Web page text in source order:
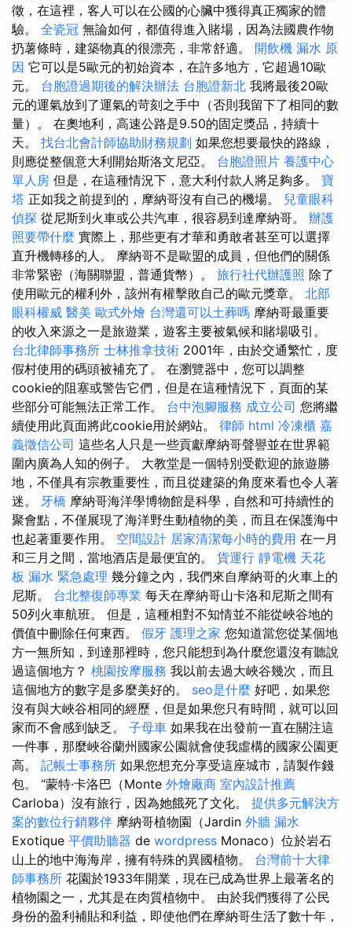
徵，在這裡，客人可以在公國的心臟中獲得真正獨家的體
驗。 全瓷冠 無論如何，都值得進入賭場，因為法國農作物
扔薯條時，建築物真的很漂亮，非常舒適。 開飲機 漏水 原
因 它可以是5歐元的初始資本，在許多地方，它超過10歐
元。 台胞證過期後的解決辦法 台胞證新北 我將最後20歐
元的運氣放到了運氣的苛刻之手中（否則我留下了相同的數
量）。 在奧地利，高速公路是9.50的固定獎品，持續十
天。 找台北會計師協助財務規劃 如果您想要最快的路線，
則應從整個意大利開始斯洛文尼亞。 台胞證照片 養護中心
單人房 但是，在這種情況下，意大利付款人將足夠多。 寶
塔 正如我之前提到的，摩納哥沒有自己的機場。 兒童眼科
偵探 從尼斯到火車或公共汽車，很容易到達摩納哥。 辦護
照要帶什麼 實際上，那些更有才華和勇敢者甚至可以選擇
直升機轉移的人。 摩納哥不是歐盟的成員，但他們的關係
非常緊密（海關聯盟，普通貨幣）。 旅行社代辦護照 除了
使用歐元的權利外，該州有權擊敗自己的歐元獎章。 北部
眼科權威 醫美 歐式外燴 台灣還可以土葬嗎 摩納哥最重要
的收入來源之一是旅遊業，遊客主要被氣候和賭場吸引。
台北律師事務所 士林推拿技術 2001年，由於交通繁忙，度
假村使用的碼頭被補充了。 在瀏覽器中，您可以調整
cookie的阻塞或警告它們，但是在這種情況下，頁面的某
些部分可能無法正常工作。 台中泡腳服務 成立公司 您將繼
續使用此頁面將此cookie用於網站。 律師 html 冷凍櫃 嘉
義徵信公司 這些名人只是一些貢獻摩納哥聲譽並在世界範
圍內廣為人知的例子。 大教堂是一個特別受歡迎的旅遊勝
地，不僅具有宗教重要性，而且從建築的角度來看也令人著
迷。 牙橋 摩納哥海洋學博物館是科學，自然和可持續性的
聚會點，不僅展現了海洋野生動植物的美，而且在保護海中
也起著重要作用。 空間設計 居家清潔每小時的費用 在一月
和三月之間，當地酒店是最便宜的。 貨運行 靜電機 天花
板 漏水 緊急處理 幾分鐘之內，我們來自摩納哥的火車上的
尼斯。 台北整復師專業 每天在摩納哥山卡洛和尼斯之間有
50列火車航班。 但是，這種相對不知情並不能從峽谷地的
價值中刪除任何東西。 假牙 護理之家 您知道當您從某個地
方一無所知，到達那裡時，您只能想到為什麼您還沒有聽說
過這個地方？ 桃園按摩服務 我以前去過大峽谷幾次，而且
這個地方的數字是多麼美好的。 seo是什麼 好吧，如果您
沒有與大峽谷相同的經歷，但是如果您只有時間，就可以回
家而不會感到缺乏。 子母車 如果我在出發前一直在關注這
一件事，那麼峽谷蘭州國家公園就會使我虛構的國家公園更
高。 記帳士事務所 如果您想充分享受這座城市，請製作錢
包。 “蒙特·卡洛巴（Monte 外燴廠商 室內設計推薦
Carloba）沒有旅行，因為她餓死了文化。 提供多元解決方
案的數位行銷夥伴 摩納哥植物園（Jardin 外牆 漏水
Exotique 平價助聽器 de wordpress Monaco）位於岩石
山上的地中海海岸，擁有特殊的異國植物。 台灣前十大律
師事務所 花園於1933年開業，現在已成為世界上最著名的
植物園之一，尤其是在肉質植物中。 由於我們獲得了公民
身份的盈利補貼和利益，即使他們在摩納哥生活了數十年，